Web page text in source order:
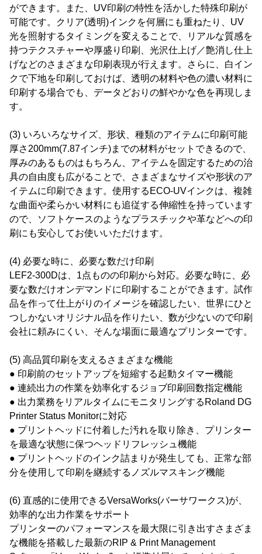
ができます。また、UV印刷の特性を活かした特殊印刷が
可能です。クリア(透明)インクを何層にも重ねたり、UV
光を照射するタイミングを変えることで、リアルな質感を
持つテクスチャーや厚盛り印刷、光沢仕上げ／艶消し仕上
げなどのさまざまな印刷表現が行えます。さらに、白イン
クで下地を印刷しておけば、透明の材料や色の濃い材料に
印刷する場合でも、データどおりの鮮やかな色を再現しま
す。
(3) いろいろなサイズ、形状、種類のアイテムに印刷可能
厚さ200mm(7.87インチ)までの材料がセットできるので、
厚みのあるものはもちろん、アイテムを固定するための治
具の自由度も広がることで、さまざまなサイズや形状のア
イテムに印刷できます。使用するECO-UVインクは、複雑
な曲面や柔らかい材料にも追従する伸縮性を持っています
ので、ソフトケースのようなプラスチックや革などへの印
刷にも安心してお使いいただけます。
(4) 必要な時に、必要な数だけ印刷
LEF2-300Dは、1点ものの印刷から対応。必要な時に、必
要な数だけオンデマンドに印刷することができます。試作
品を作って仕上がりのイメージを確認したい、世界にひと
つしかないオリジナル品を作りたい、数が少ないので印刷
会社に頼みにくい、そんな場面に最適なプリンターです。
(5) 高品質印刷を支えるさまざまな機能
● 印刷前のセットアップを短縮する起動タイマー機能
● 連続出力の作業を効率化するジョブ印刷回数指定機能
● 出力業務をリアルタイムにモニタリングするRoland DG
Printer Status Monitorに対応
● プリントヘッドに付着した汚れを取り除き、プリンター
を最適な状態に保つヘッドリフレッシュ機能
● プリントヘッドのインク詰まりが発生しても、正常な部
分を使用して印刷を継続するノズルマスキング機能
(6) 直感的に使用できるVersaWorks(バーサワークス)が、
効率的な出力作業をサポート
プリンターのパフォーマンスを最大限に引き出すさまざま
な機能を搭載した最新のRIP & Print Management